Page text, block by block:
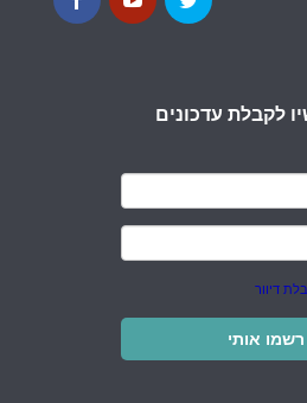
לקבלת עדכונים
דיוור
רשמו אותי